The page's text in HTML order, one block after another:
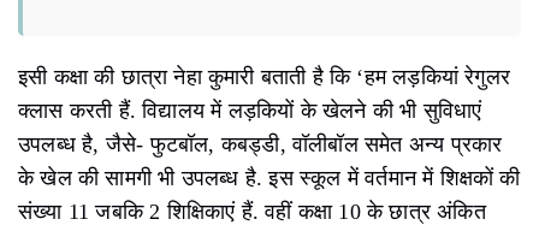
इसी कक्षा की छात्रा नेहा कुमारी बताती है कि ‘हम लड़कियां रेगुलर
क्लास करती हैं. विद्यालय में लड़कियों के खेलने की भी सुविधाएं
उपलब्ध है, जैसे- फुटबॉल, कबड्डी, वॉलीबॉल समेत अन्य प्रकार
के खेल की सामगी भी उपलब्ध है. इस स्कूल में वर्तमान में शिक्षकों की
संख्या 11 जबकि 2 शिक्षिकाएं हैं. वहीं कक्षा 10 के छात्र अंकित